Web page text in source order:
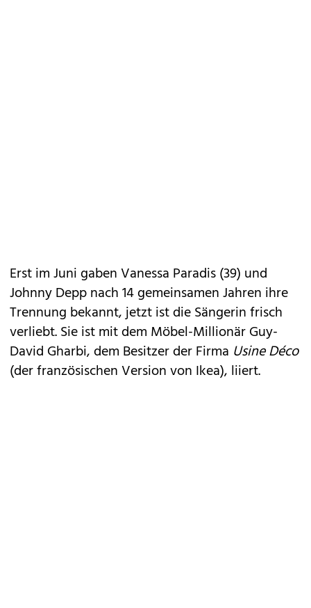
Erst im Juni gaben Vanessa Paradis (39) und
Johnny Depp nach 14 gemeinsamen Jahren ihre
Trennung bekannt, jetzt ist die Sängerin frisch
verliebt. Sie ist mit dem Möbel-Millionär Guy-
David Gharbi, dem Besitzer der Firma Usine Déco
(der französischen Version von Ikea), liiert.